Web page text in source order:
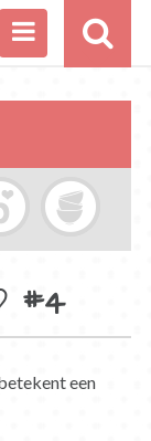
#4
een